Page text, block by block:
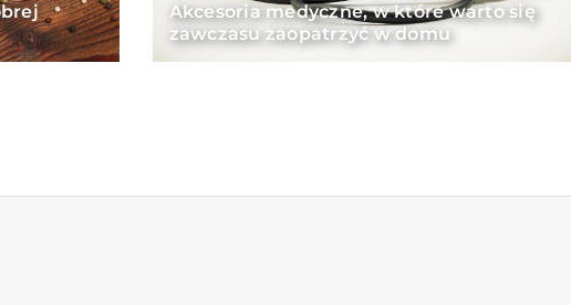
Akcesoria medyczne, w które warto się
zawczasu zaopatrzyć w domu